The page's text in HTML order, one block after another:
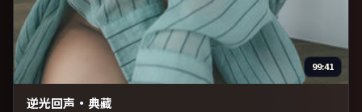
99:41
逆光回声·典藏